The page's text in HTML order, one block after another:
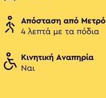
Απόσταση από Μετρό
4 λεπτά με τα πόδια
Κινητική Αναπηρία
Ναι